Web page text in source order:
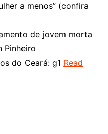
a menos” (confira
de jovem morta
Pinheiro
do Ceará: g1 Read